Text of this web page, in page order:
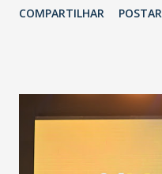
adotadas pelo Governo do
população suspeita e de
públicos e domiciliares.
epidemia comum, como
COMPARTILHAR